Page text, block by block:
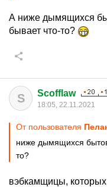
А ниже дымящихся
бывает что-то?
S Scofflaw
18:05, 22.11.2021
От пользователя
ниже дымящихся
то?
вэбкамщицы,